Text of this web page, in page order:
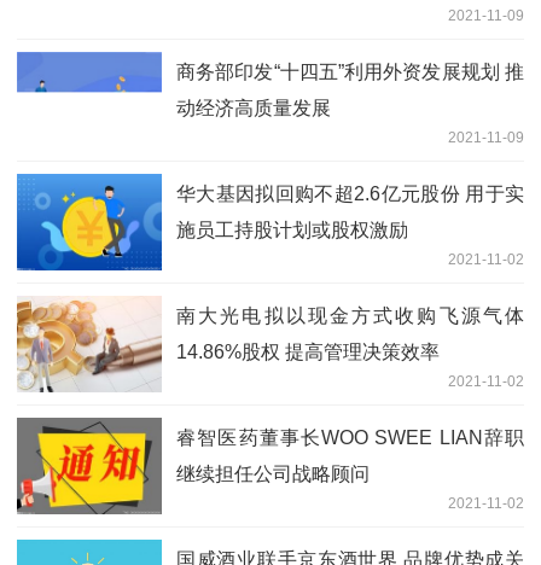
2021-11-09
商务部印发“十四五”利用外资发展规划 推
动经济高质量发展
2021-11-09
华大基因拟回购不超2.6亿元股份 用于实
施员工持股计划或股权激励
2021-11-02
南大光电拟以现金方式收购飞源气体
14.86%股权 提高管理决策效率
2021-11-02
睿智医药董事长WOO SWEE LIAN辞职
继续担任公司战略顾问
2021-11-02
国威酒业联手京东酒世界 品牌优势成关